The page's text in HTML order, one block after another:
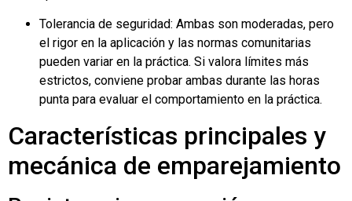
Tolerancia de seguridad: Ambas son moderadas, pero
el rigor en la aplicación y las normas comunitarias
pueden variar en la práctica. Si valora límites más
estrictos, conviene probar ambas durante las horas
punta para evaluar el comportamiento en la práctica.
Características principales y
mecánica de emparejamiento